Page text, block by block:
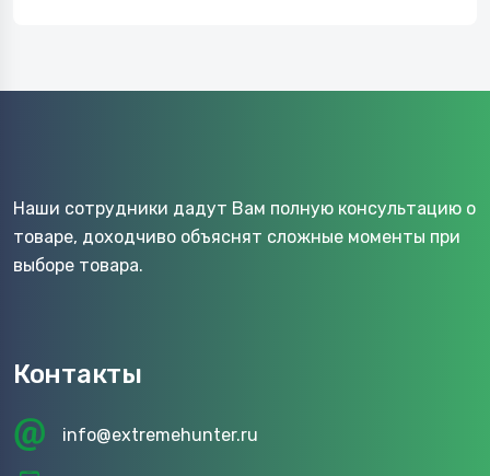
Наши сотрудники дадут Вам полную консультацию о
товаре, доходчиво объяснят сложные моменты при
выборе товара.
Контакты
info@extremehunter.ru